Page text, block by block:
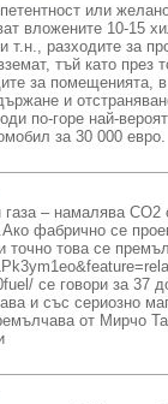
или
вложените 10-15
т.н., разходите за
тъй като през
за помещенията,
и
по-горе най-
за 30 000 евро.
– намалява СО2
фабрично се
това се
се говори за
и със сериозно
от Мирчо